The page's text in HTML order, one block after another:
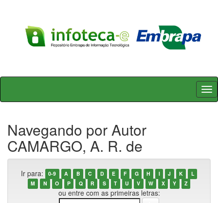
Skip
Navegando por Autor
CAMARGO, A. R. de
Ir para: 0-9 A B C D E F G H I J K
L
M
N O P Q R S T U V W X Y Z
ou entre com as primeiras letras: